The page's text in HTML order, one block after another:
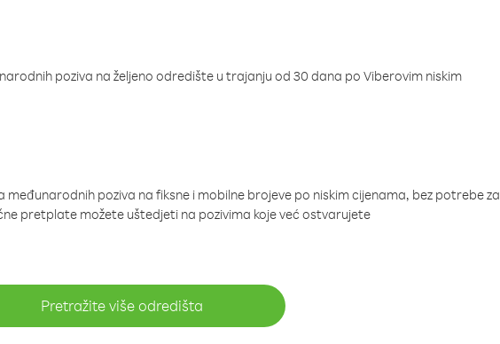
poziva na željeno odredište u trajanju od 30 dana po Viberovim niskim
poziva na fiksne i mobilne brojeve po niskim cijenama, bez potrebe za
pretplate možete uštedjeti na pozivima koje već ostvarujete
Pretražite više odredišta